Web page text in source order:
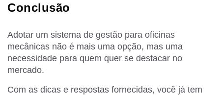
Conclusão
Adotar um sistema de gestão para oficinas
mecânicas não é mais uma opção, mas uma
necessidade para quem quer se destacar no
mercado.
Com as dicas e respostas fornecidas, você já tem